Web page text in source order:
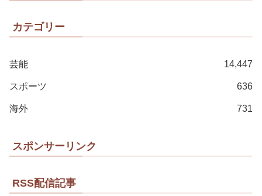
カテゴリー
芸能 14,447
スポーツ 636
海外 731
スポンサーリンク
RSS配信記事